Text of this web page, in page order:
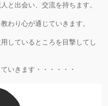
と出会い、交流を持ちます。
わり心が通じていきます。
しているところを目撃してし
いきます・・・・・・